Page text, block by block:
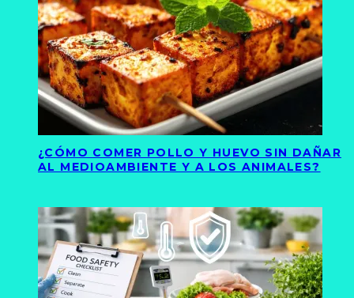
¿CÓMO COMER POLLO Y HUEVO SIN DAÑAR
AL MEDIOAMBIENTE Y A LOS ANIMALES?